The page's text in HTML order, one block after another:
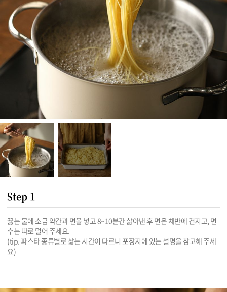
Step 1
끓는 물에 소금 약간과 면을 넣고 8~10분간 삶아낸 후 면은 채반에 건지고, 면
수는 따로 덜어 주세요.
(tip. 파스타 종류별로 삶는 시간이 다르니 포장지에 있는 설명을 참고해 주세
요)